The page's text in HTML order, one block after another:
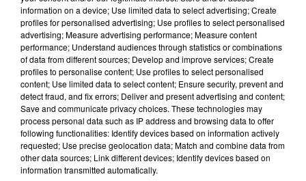
présente.
TITRES DIFFUSÉS
14h16
14h16 14h13
14h13
information on a device; Use limited data to select advertising; Create
profiles for personalised advertising; Use profiles to select personalised
advertising; Measure advertising performance; Measure content
performance; Understand audiences through statistics or combinations
of data from different sources; Develop and improve services; Create
profiles to personalise content; Use profiles to select personalised
content; Use limited data to select content; Ensure security, prevent and
detect fraud, and fix errors; Deliver and present advertising and content;
Save and communicate privacy choices. These technologies may
process personal data such as IP address and browsing data to offer
following functionalities: Identify devices based on information actively
requested; Use precise geolocation data; Match and combine data from
other data sources; Link different devices; Identify devices based on
information transmitted automatically.